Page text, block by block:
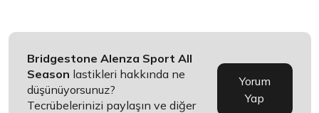
Bridgestone Alenza Sport All
Season lastikleri hakkında ne
düşünüyorsunuz?
Tecrübelerinizi paylaşın ve diğer
Yorum
Yap